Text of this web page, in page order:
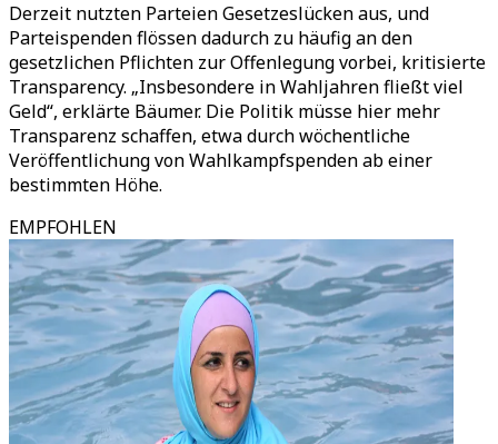
Derzeit nutzten Parteien Gesetzeslücken aus, und
Parteispenden flössen dadurch zu häufig an den
gesetzlichen Pflichten zur Offenlegung vorbei, kritisierte
Transparency. „Insbesondere in Wahljahren fließt viel
Geld“, erklärte Bäumer. Die Politik müsse hier mehr
Transparenz schaffen, etwa durch wöchentliche
Veröffentlichung von Wahlkampfspenden ab einer
bestimmten Höhe.
EMPFOHLEN